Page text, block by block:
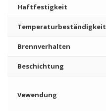
Haftfestigkeit
Temperaturbeständigkeit
Brennverhalten
Beschichtung
Vewendung